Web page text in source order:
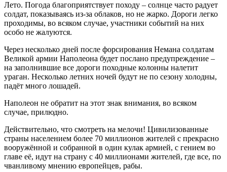
Лето. Погода благоприятствует походу – солнце часто радует
солдат, показываясь из-за облаков, но не жарко. Дороги легко
проходимы, во всяком случае, участники событий на них
особо не жалуются.
Через несколько дней после форсирования Немана солдатам
Великой армии Наполеона будет послано предупреждение –
на заполнившие все дороги походные колонны налетит
ураган. Несколько летних ночей будут не по сезону холодны,
падёт много лошадей.
Наполеон не обратит на этот знак внимания, во всяком
случае, прилюдно.
Действительно, что смотреть на мелочи! Цивилизованные
страны населением более 70 миллионов жителей с прекрасно
вооружённой и собранной в один кулак армией, с гением во
главе её, идут на страну с 40 миллионами жителей, где все, по
чванливому мнению европейцев, рабы.